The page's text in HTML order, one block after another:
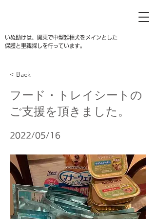
いぬ助けは、関東で中型雑種犬をメインとした
保護と里親探しを行っています。
< Back
フード・トレイシートの
ご支援を頂きました。
2022/05/16